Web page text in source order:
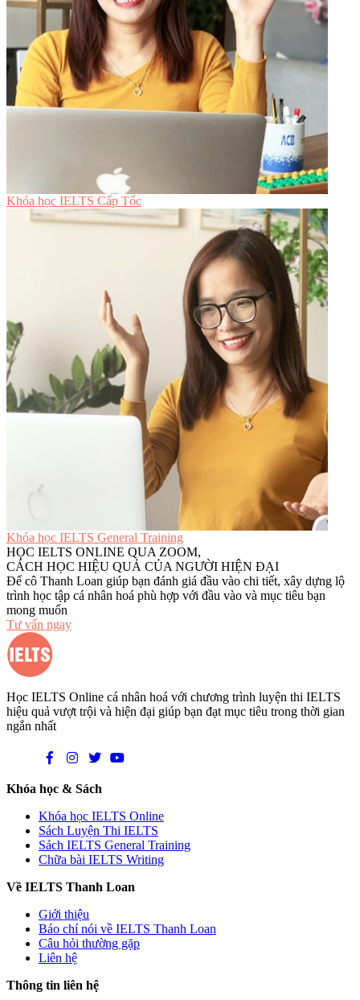
Khóa học IELTS Cấp Tốc
Khóa học IELTS General Training
HỌC IELTS ONLINE QUA ZOOM,
CÁCH HỌC HIỆU QUẢ CỦA NGƯỜI HIỆN ĐẠI
Để cô Thanh Loan giúp bạn đánh giá đầu vào chi tiết, xây dựng lộ
trình học tập cá nhân hoá phù hợp với đầu vào và mục tiêu bạn
mong muốn
Tư vấn ngay
Học IELTS Online cá nhân hoá với chương trình luyện thi IELTS
hiệu quả vượt trội và hiện đại giúp bạn đạt mục tiêu trong thời gian
ngắn nhất
Khóa học & Sách
Khóa học IELTS Online
Sách Luyện Thi IELTS
Sách IELTS General Training
Chữa bài IELTS Writing
Về IELTS Thanh Loan
Giới thiệu
Báo chí nói về IELTS Thanh Loan
Câu hỏi thường gặp
Liên hệ
Thông tin liên hệ